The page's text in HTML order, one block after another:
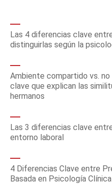
Las 4 diferencias clave
distinguirlas según la
Ambiente compartido vs.
clave que explican las
hermanos
Las 3 diferencias clave
entorno laboral
4 Diferencias Clave entre
Basada en Psicología Clínica